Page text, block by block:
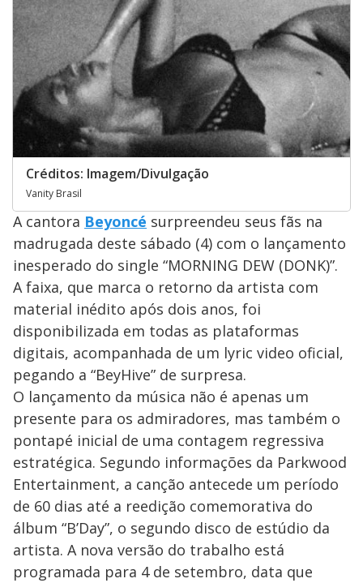
Créditos: Imagem/Divulgação
Vanity Brasil
A cantora Beyoncé surpreendeu seus fãs na
madrugada deste sábado (4) com o lançamento
inesperado do single “MORNING DEW (DONK)”.
A faixa, que marca o retorno da artista com
material inédito após dois anos, foi
disponibilizada em todas as plataformas
digitais, acompanhada de um lyric video oficial,
pegando a “BeyHive” de surpresa.
O lançamento da música não é apenas um
presente para os admiradores, mas também o
pontapé inicial de uma contagem regressiva
estratégica. Segundo informações da Parkwood
Entertainment, a canção antecede um período
de 60 dias até a reedição comemorativa do
álbum “B’Day”, o segundo disco de estúdio da
artista. A nova versão do trabalho está
programada para 4 de setembro, data que